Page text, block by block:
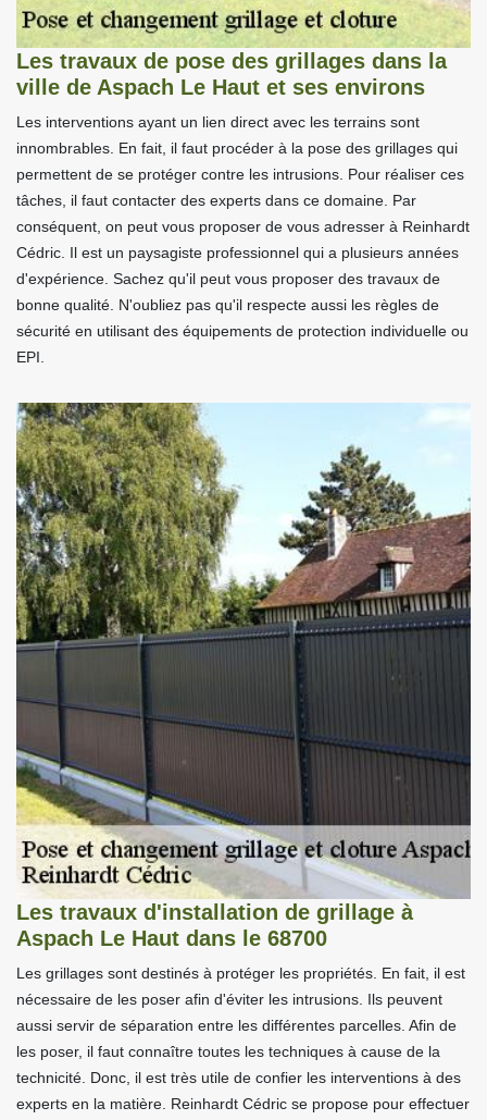
Les travaux de pose des grillages dans la
ville de Aspach Le Haut et ses environs
Les interventions ayant un lien direct avec les terrains sont
innombrables. En fait, il faut procéder à la pose des grillages qui
permettent de se protéger contre les intrusions. Pour réaliser ces
tâches, il faut contacter des experts dans ce domaine. Par
conséquent, on peut vous proposer de vous adresser à Reinhardt
Cédric. Il est un paysagiste professionnel qui a plusieurs années
d'expérience. Sachez qu'il peut vous proposer des travaux de
bonne qualité. N'oubliez pas qu'il respecte aussi les règles de
sécurité en utilisant des équipements de protection individuelle ou
EPI.
Les travaux d'installation de grillage à
Aspach Le Haut dans le 68700
Les grillages sont destinés à protéger les propriétés. En fait, il est
nécessaire de les poser afin d'éviter les intrusions. Ils peuvent
aussi servir de séparation entre les différentes parcelles. Afin de
les poser, il faut connaître toutes les techniques à cause de la
technicité. Donc, il est très utile de confier les interventions à des
experts en la matière. Reinhardt Cédric se propose pour effectuer